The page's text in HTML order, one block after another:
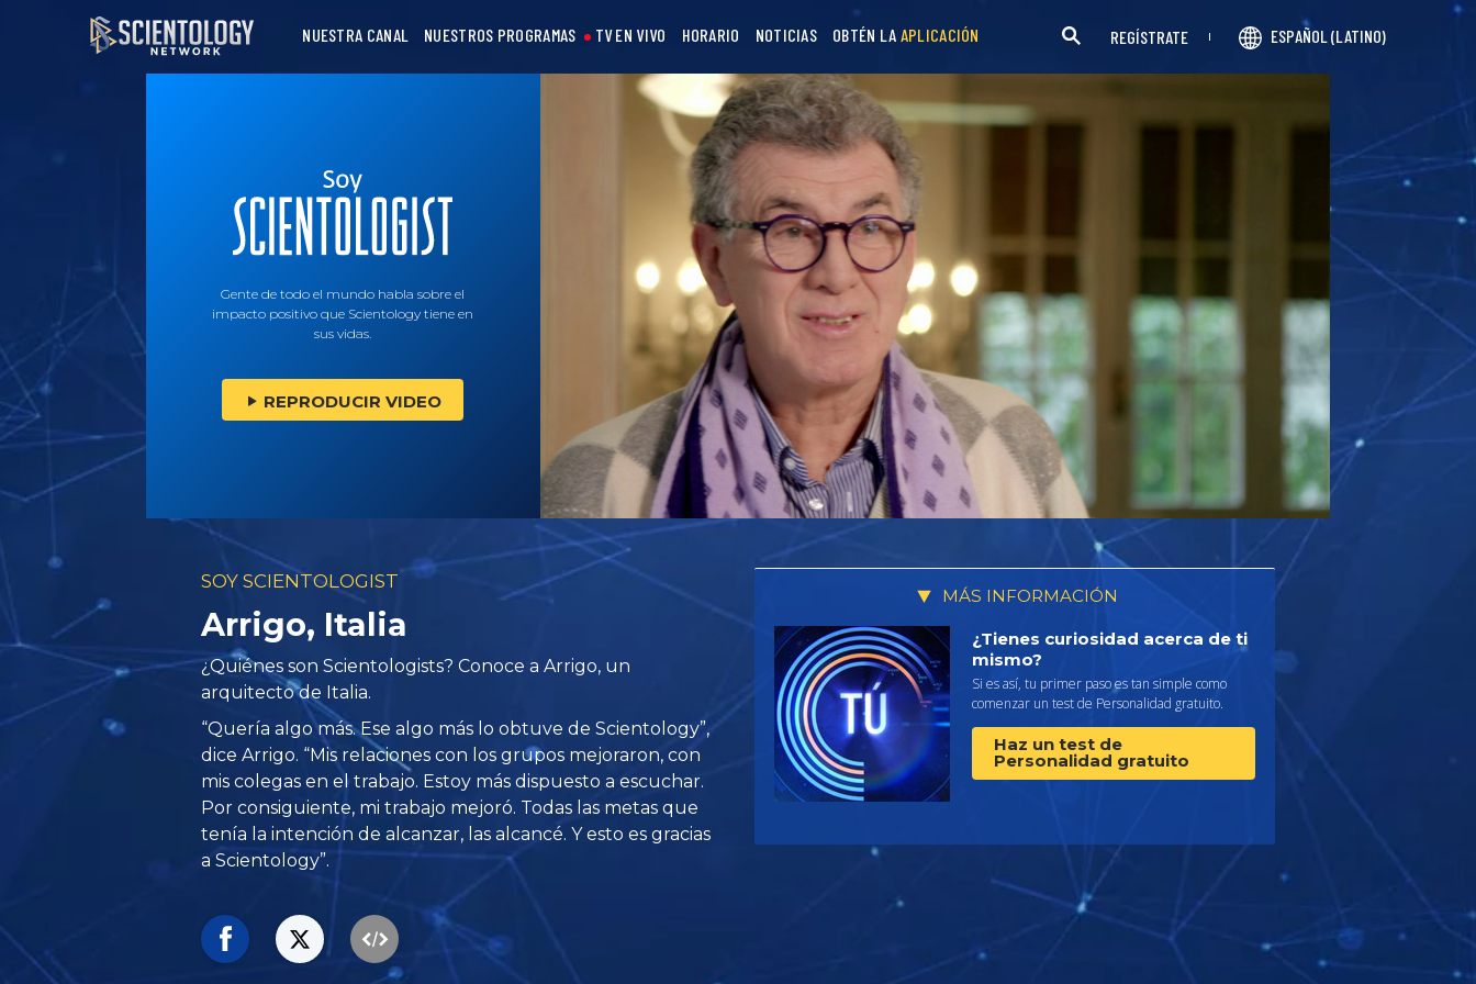
NUESTRA CANAL NUESTROS PROGRAMAS TV EN VIVO HORARIO NOTICIAS OBTÉN LA APLICACIÓN REGÍSTRATE ESPAÑOL (LATINO)
Gente de todo el mundo habla sobre el
impacto positivo que Scientology tiene en
sus vidas.
REPRODUCIR VIDEO
SOY SCIENTOLOGIST
Arrigo, Italia
¿Quiénes son Scientologists? Conoce a Arrigo, un
arquitecto de Italia.
“Quería algo más. Ese algo más lo obtuve de Scientology”,
dice Arrigo. “Mis relaciones con los grupos mejoraron, con
mis colegas en el trabajo. Estoy más dispuesto a escuchar.
Por consiguiente, mi trabajo mejoró. Todas las metas que
tenía la intención de alcanzar, las alcancé. Y esto es gracias
a Scientology”.
MÁS INFORMACIÓN
¿Tienes curiosidad acerca de ti
mismo?
Si es así, tu primer paso es tan simple como
comenzar un test de Personalidad gratuito.
Haz un test de
Personalidad gratuito